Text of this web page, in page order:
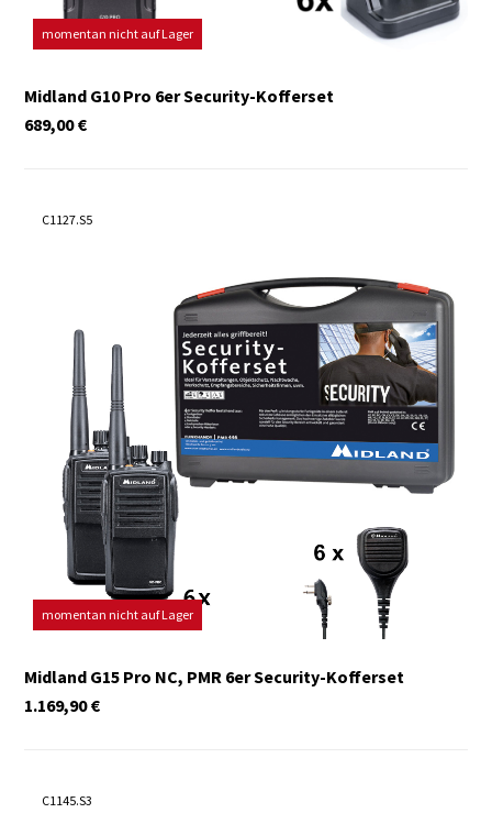
momentan nicht auf Lager
Midland G10 Pro 6er Security-Kofferset
€
689,00
C1127.S5
momentan nicht auf Lager
Midland G15 Pro NC, PMR 6er Security-Kofferset
€
1.169,90
C1145.S3